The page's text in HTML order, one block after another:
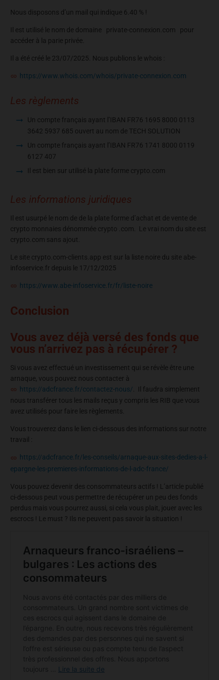
Nous disposons d’un mail qui indique 6.40 % !
Il est utilisé le nom de domaine private-connexion.com pour
accéder à la parie privée.
Il a été créé le 23/07/2025. Nous publions le whois :
https://www.whois.com/whois/private-connexion.com
Les règlements
Un compte français ayant l’IBAN FR76 1695 8000 0113
3642 5937 685 ouvert au nom de TECH SOLUTION
Un compte français ayant l’IBAN FR76 1741 8000 0119
6127 407
Il est bien sur utilisé la plate forme crypto.com
Les informations juridiques
Il est usurpé le nom de de la plate forme d’achat et de vente de
crypto monnaies dénommée crypto .com. Le vrai nom du site est
crypto.com sans ajout.
Le site crypto.com-clients.app est sur la liste noire du site abe-
infoservice.fr depuis le 17/12/2025
https://www.abe-infoservice.fr/fr/liste-noire
Conclusion
Vous avez déjà versé des fonds que
vous n’arrivez pas à récupérer ?
Si vous avez effectué un investissement qui se révèle être une
arnaque, vous pouvez nous contacter à
https://adcfrance.fr/contactez-nous/ . Il faudra simplement
nous transférer tous les mails reçus y compris les RIB que vous
avez utilisés pour faire les règlements.
Vous trouverez dans le lien ci-dessous des informations sur notre
travail :
https://adcfrance.fr/les-conseils/arnaque-aux-sites-dedies-a-l-
epargne-les-premieres-informations-de-l-adc-france/
Vous pouvez devenir des consommateurs actifs ! L’article publié
ci-dessous peut vous permettre de récupérer un peu des fonds
perdus mais vous pourrez aussi, si cela vous plait, jouer avec les
escrocs ! Le must ? Ils ne peuvent pas savoir la situation !